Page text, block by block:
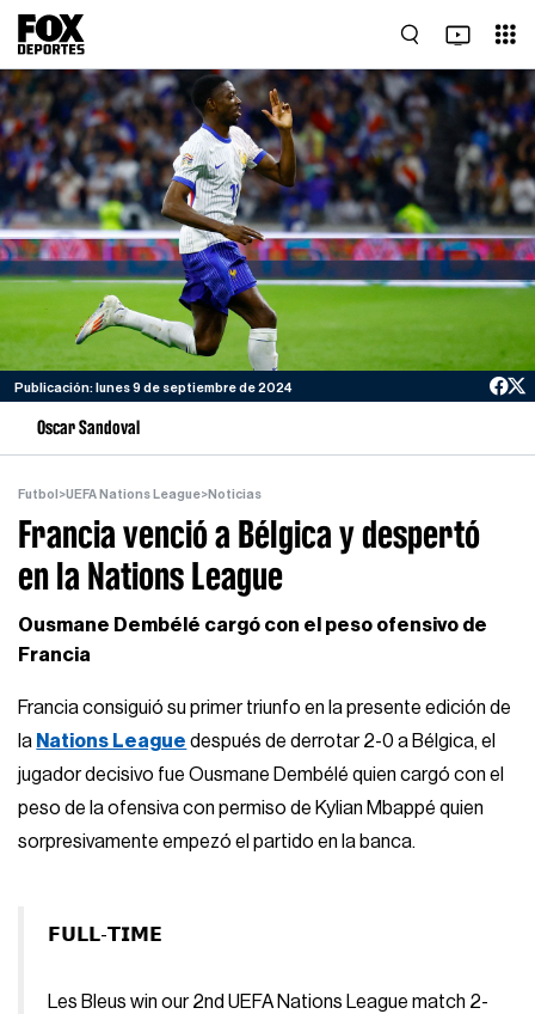
Publicación: lunes 9 de septiembre de 2024
Oscar Sandoval
Futbol >UEFA Nations League>Noticias
Francia venció a Bélgica y despertó
en la Nations League
Ousmane Dembélé cargó con el peso ofensivo de
Francia
Francia consiguió su primer triunfo en la presente edición de
la Nations League después de derrotar 2-0 a Bélgica, el
jugador decisivo fue Ousmane Dembélé quien cargó con el
peso de la ofensiva con permiso de Kylian Mbappé quien
sorpresivamente empezó el partido en la banca.
𝗙𝗨𝗟𝗟-𝗧𝗜𝗠𝗘
Les Bleus win our 2nd UEFA Nations League match 2-